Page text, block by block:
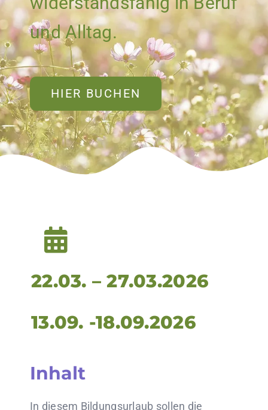
und Alltag.
HIER BUCHEN
22.03. – 27.03.2026
13.09. -18.09.2026
Inhalt
In diesem Bildungsurlaub sollen die